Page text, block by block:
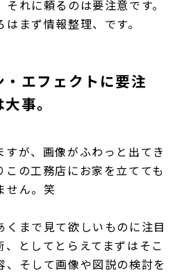
れに頼るのは要注意です。
まず情報整理、です。
エフェクトに要注
事。
すが、画像がふわっと出てき
この工務店にお家を立てても
せん。笑
くまで見て欲しいものに注目
、としてとらえてまずはそこ
、そして画像や図説の検討を